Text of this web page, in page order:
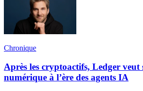
Chronique
Après les cryptoactifs, Ledger veut
numérique à l’ère des agents IA